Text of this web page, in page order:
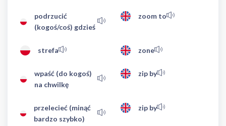
podrzucić
(kogoś/coś) gdzieś
zoom to
strefa zone
wpaść (do kogoś)
na chwilkę
zip by
przelecieć (minąć
bardzo szybko)
zip by